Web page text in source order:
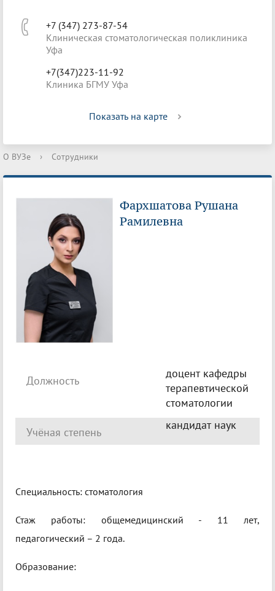
+7 (347) 273-87-54
Клиническая стоматологическая поликлиника
Уфа
+7(347)223-11-92
Клиника БГМУ Уфа
Показать на карте
О ВУЗе › Сотрудники
Фархшатова Рушана
Рамилевна
Должность
доцент кафедры
терапевтической
стоматологии
Учёная степень
кандидат наук
Специальность: стоматология
Стаж работы: общемедицинский - 11 лет,
педагогический – 2 года.
Образование: